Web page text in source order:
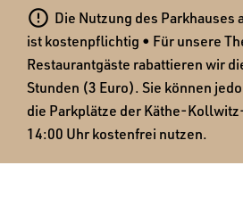
 Die Nutzung des Parkhauses
ist kostenpflichtig • Für unsere
Restaurantgäste rabattieren wir
Stunden (3 Euro). Sie können
die Parkplätze der Käthe-
14:00 Uhr kostenfrei nutzen.